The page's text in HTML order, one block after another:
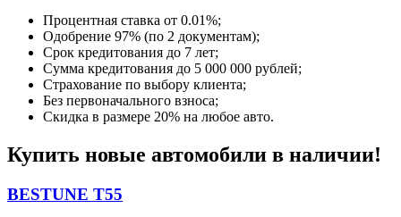
Процентная ставка от 0.01%;
Одобрение 97% (по 2 документам);
Срок кредитования до 7 лет;
Сумма кредитования до 5 000 000 рублей;
Страхование по выбору клиента;
Без первоначального взноса;
Скидка в размере 20% на любое авто.
Купить новые автомобили в наличии!
BESTUNE T55